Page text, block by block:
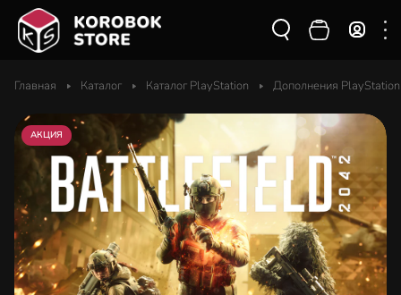
Главная Каталог Каталог PlayStation Дополнения PlayStation
АКЦИЯ